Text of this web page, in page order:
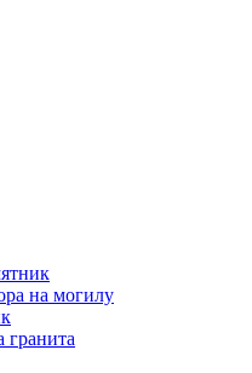
на могилу
гранита